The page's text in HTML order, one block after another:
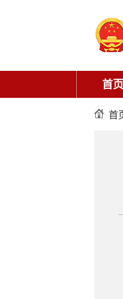
首页
首